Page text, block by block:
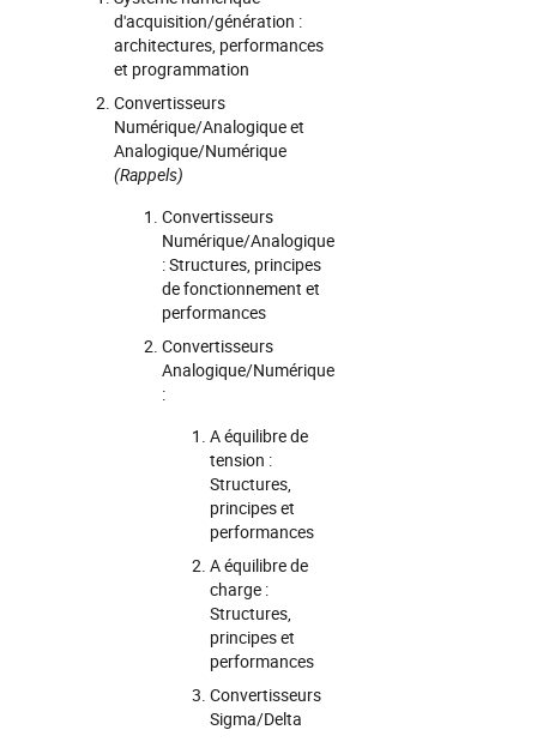
d'acquisition/génération :
architectures, performances
et programmation
Convertisseurs
Numérique/Analogique et
Analogique/Numérique
(Rappels)
Convertisseurs
Numérique/Analogique
: Structures, principes
de fonctionnement et
performances
Convertisseurs
Analogique/Numérique
:
A équilibre de
tension :
Structures,
principes et
performances
A équilibre de
charge :
Structures,
principes et
performances
Convertisseurs
Sigma/Delta